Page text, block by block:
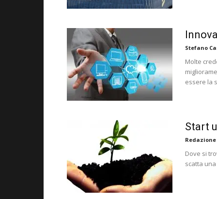
Stefano
Molte
essere la
Start
Dove si
scatta una